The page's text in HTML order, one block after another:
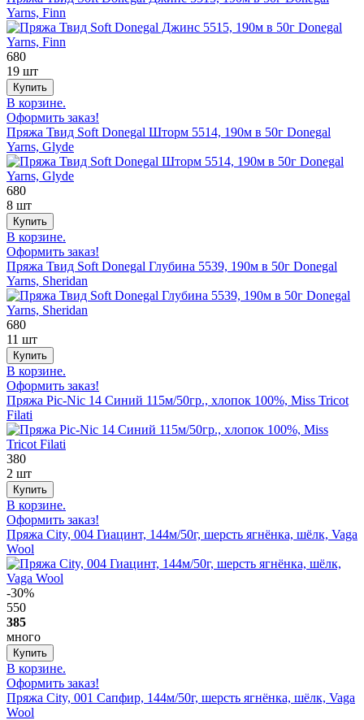
Yarns, Finn
680
19 шт
В корзине.
Оформить заказ!
Пряжа Твид Soft Donegal Шторм 5514, 190м в 50г Donegal
Yarns, Glyde
680
8 шт
В корзине.
Оформить заказ!
Пряжа Твид Soft Donegal Глубина 5539, 190м в 50г Donegal
Yarns, Sheridan
680
11 шт
В корзине.
Оформить заказ!
Пряжа Pic-Nic 14 Синий 115м/50гр., хлопок 100%, Miss Tricot
Filati
380
2 шт
В корзине.
Оформить заказ!
Пряжа City, 004 Гиацинт, 144м/50г, шерсть ягнёнка, шёлк, Vaga
Wool
-30%
550
385
много
В корзине.
Оформить заказ!
Пряжа City, 001 Сапфир, 144м/50г, шерсть ягнёнка, шёлк, Vaga
Wool